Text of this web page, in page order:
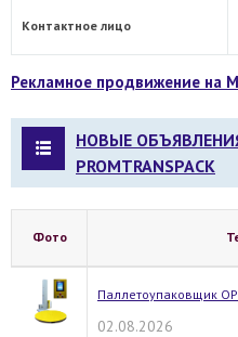
Контактное лицо
Рекламное продвижение на
НОВЫЕ
PROMTRANSPACK
Фото
Паллетоупаковщик
02.08.2026